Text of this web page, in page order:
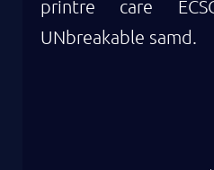
printre care
UNbreakable samd.